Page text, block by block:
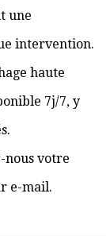
une
intervention.
haute
7j/7, y
nous votre
e-mail.